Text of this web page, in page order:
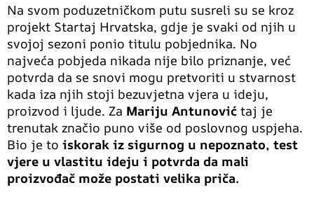
Na svom poduzetničkom putu susreli su se kroz
projekt Startaj Hrvatska, gdje je svaki od njih u
svojoj sezoni ponio titulu pobjednika. No
najveća pobjeda nikada nije bilo priznanje, već
potvrda da se snovi mogu pretvoriti u stvarnost
kada iza njih stoji bezuvjetna vjera u ideju,
proizvod i ljude. Za Mariju Antunović taj je
trenutak značio puno više od poslovnog uspjeha.
Bio je to iskorak iz sigurnog u nepoznato, test
vjere u vlastitu ideju i potvrda da mali
proizvođač može postati velika priča.